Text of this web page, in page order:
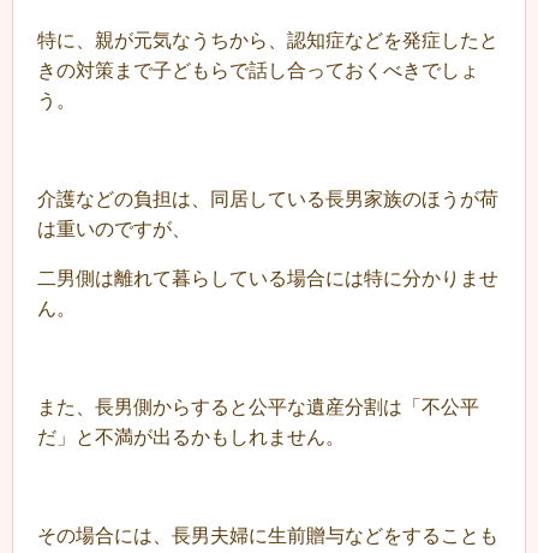
特に、親が元気なうちから、認知症などを発症したと
きの対策まで子どもらで話し合っておくべきでしょ
う。
介護などの負担は、同居している長男家族のほうが荷
は重いのですが、
二男側は離れて暮らしている場合には特に分かりませ
ん。
また、長男側からすると公平な遺産分割は「不公平
だ」と不満が出るかもしれません。
その場合には、長男夫婦に生前贈与などをすることも